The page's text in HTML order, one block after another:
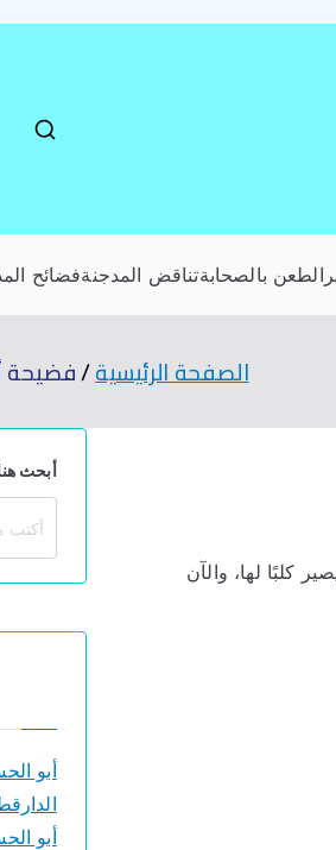
الطعن بالصحابةتناقض المدجنةفضائح
الصفحة الرئيسية فضيحة
كلبًا لها، والآن
أبحث
أبو
أبو